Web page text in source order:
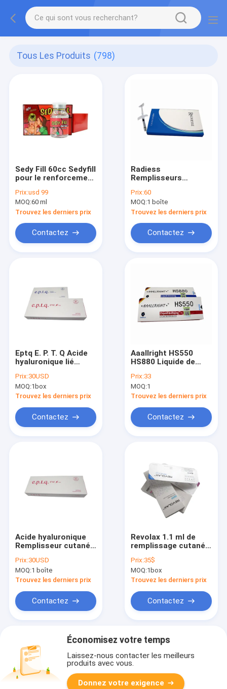
Tous Les Produits (798)
Sedy Fill 60cc Sedyfill
pour le renforcement
fesse du sein
Prix:usd 99
MOQ:60 ml
Trouvez les derniers prix
Contactez
Radiess
Remplisseurs
remplisseurs de rides
Hydroxyapatite de
calcium 1,5 ml 0,8 ml
Prix:60
MOQ:1 boîte
Trouvez les derniers prix
Contactez
Eptq E. P. T. Q Acide
hyaluronique lié
Remplisseur cutané
S100 S300
Prix:30USD
MOQ:1box
Trouvez les derniers prix
Contactez
Aaallright HS550
HS880 Liquide de
Prix:33
MOQ:1
Trouvez les derniers prix
Contactez
Acide hyaluronique
Remplisseur cutané
E. P. T. Q Epitique
S100 S300
Prix:30USD
MOQ:1 boîte
Trouvez les derniers prix
Contactez
Revolax 1.1 ml de
remplissage cutané à
sous-Q pour le
visage
Prix:35$
MOQ:1box
Trouvez les derniers prix
Contactez
Économisez votre temps
Laissez-nous contacter les meilleurs
produits avec vous.
Donnez votre exigence